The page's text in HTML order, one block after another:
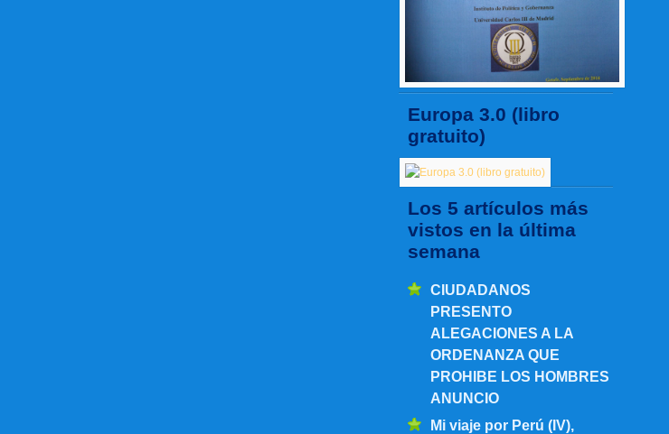
Europa 3.0 (libro
gratuito)
Los 5 artículos más
vistos en la última
semana
CIUDADANOS
PRESENTO
ALEGACIONES A LA
ORDENANZA QUE
PROHIBE LOS HOMBRES
ANUNCIO
Mi viaje por Perú (IV),